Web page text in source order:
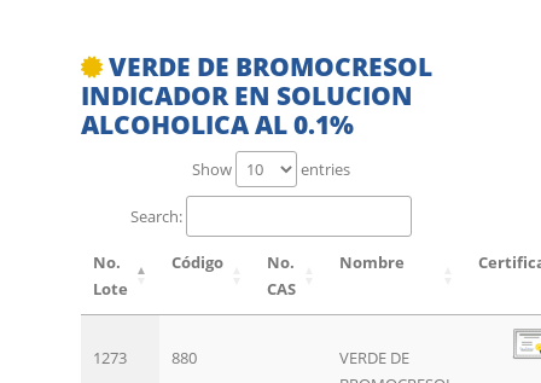
VERDE DE BROMOCRESOL
INDICADOR EN SOLUCION
ALCOHOLICA AL 0.1%
Show entries
Search:
No.
Lote
Código
No.
CAS
Nombre
1273 880
VERDE DE